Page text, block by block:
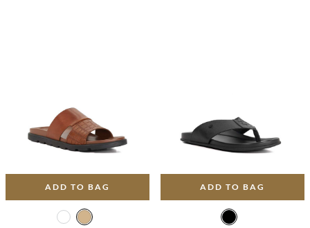
ADD TO BAG
ADD TO BAG